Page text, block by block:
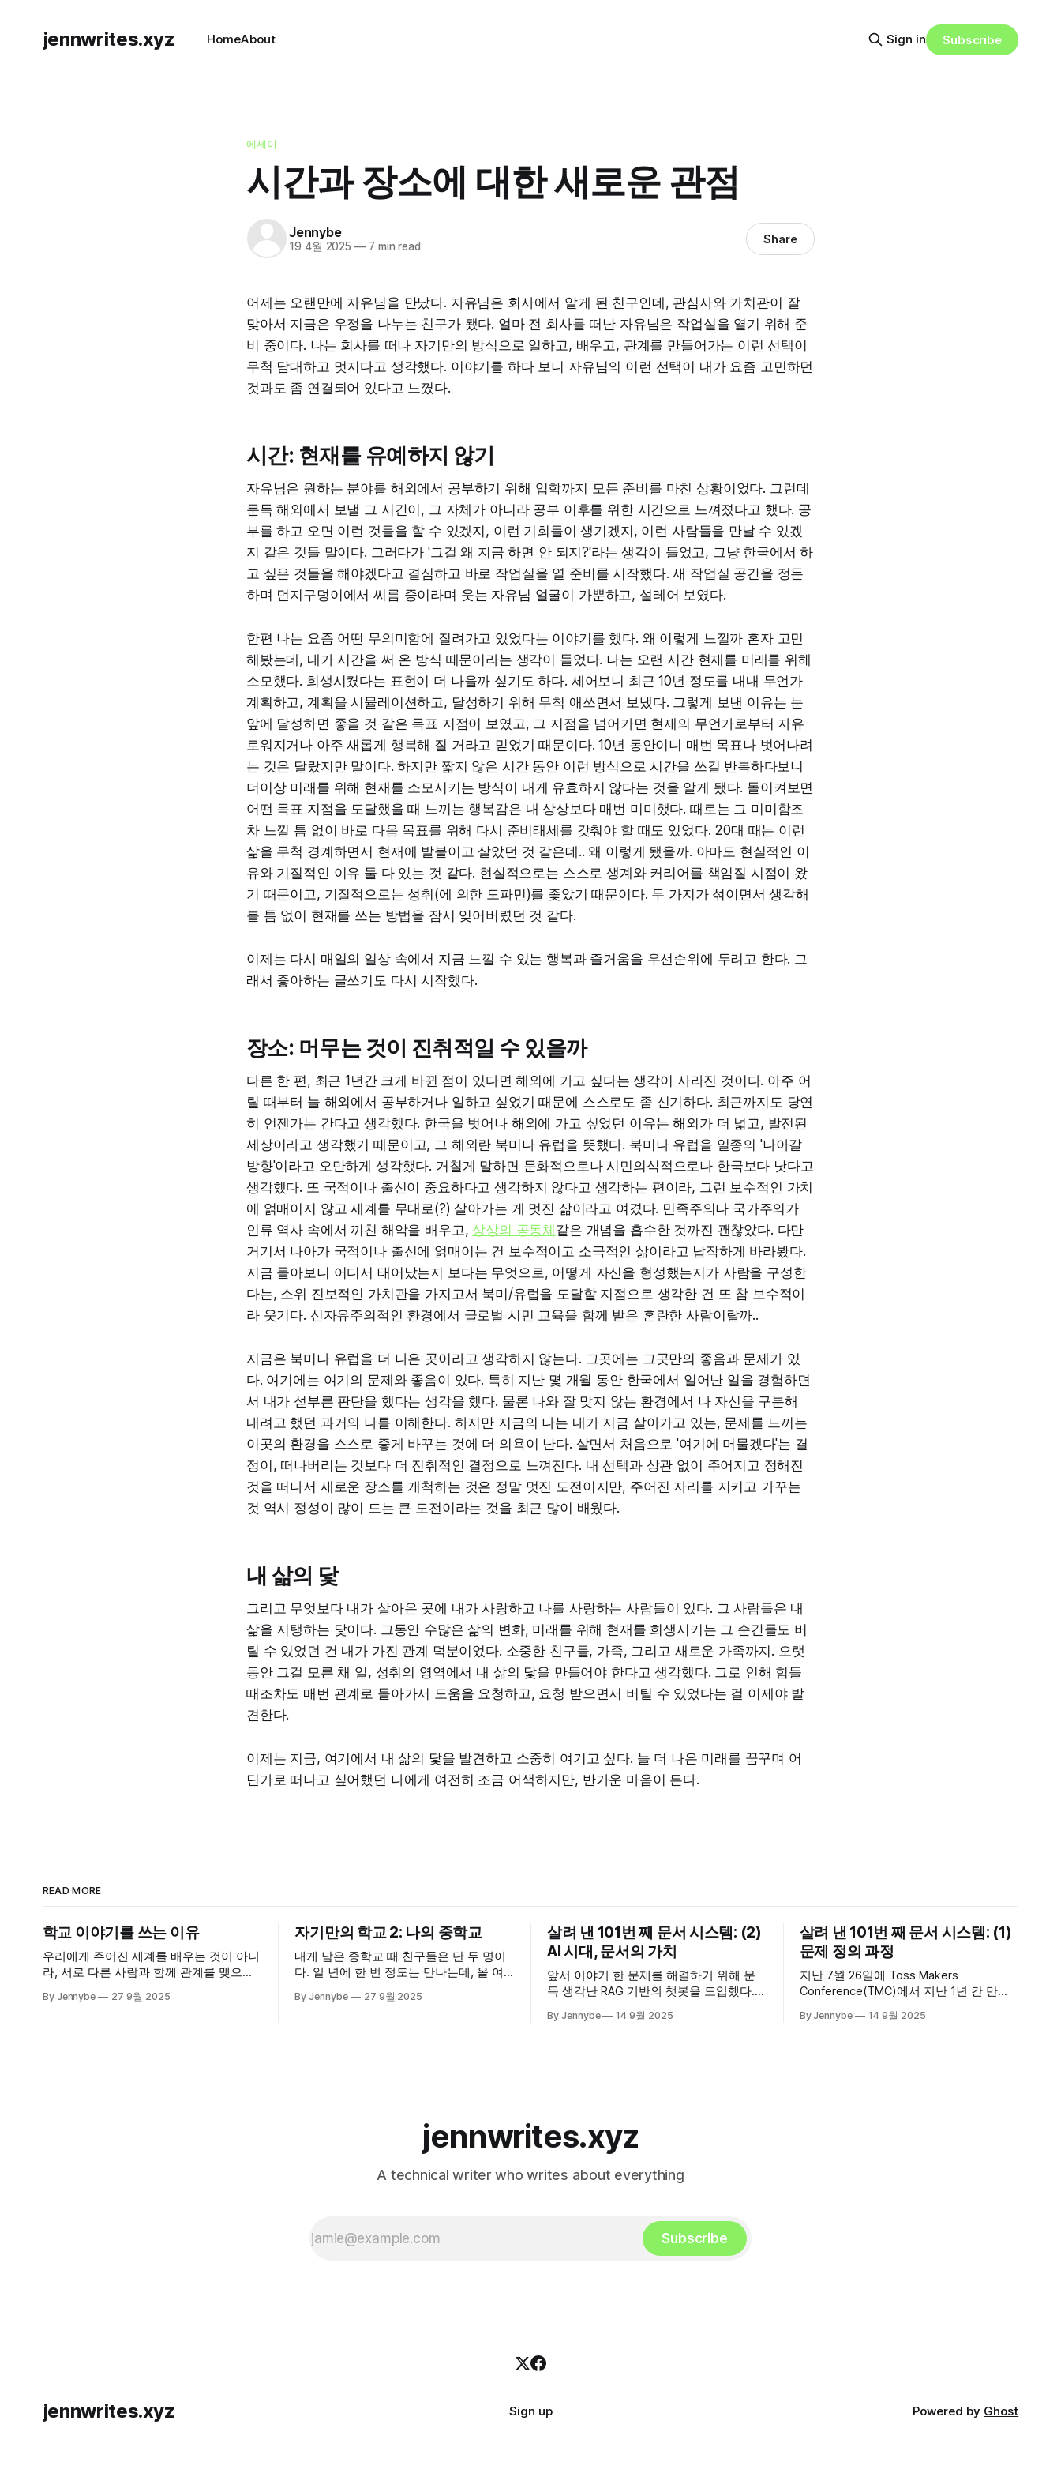
jennwrites.xyz HomeAbout Sign in Subscribe
에세이
시간과 장소에 대한 새로운 관점
Jennybe
19 4월 2025 — 7 min read Share
어제는 오랜만에 자유님을 만났다. 자유님은 회사에서 알게 된 친구인데, 관심사와 가치관이 잘
맞아서 지금은 우정을 나누는 친구가 됐다. 얼마 전 회사를 떠난 자유님은 작업실을 열기 위해 준
비 중이다. 나는 회사를 떠나 자기만의 방식으로 일하고, 배우고, 관계를 만들어가는 이런 선택이
무척 담대하고 멋지다고 생각했다. 이야기를 하다 보니 자유님의 이런 선택이 내가 요즘 고민하던
것과도 좀 연결되어 있다고 느꼈다.
시간: 현재를 유예하지 않기
자유님은 원하는 분야를 해외에서 공부하기 위해 입학까지 모든 준비를 마친 상황이었다. 그런데
문득 해외에서 보낼 그 시간이, 그 자체가 아니라 공부 이후를 위한 시간으로 느껴졌다고 했다. 공
부를 하고 오면 이런 것들을 할 수 있겠지, 이런 기회들이 생기겠지, 이런 사람들을 만날 수 있겠
지 같은 것들 말이다. 그러다가 '그걸 왜 지금 하면 안 되지?'라는 생각이 들었고, 그냥 한국에서 하
고 싶은 것들을 해야겠다고 결심하고 바로 작업실을 열 준비를 시작했다. 새 작업실 공간을 정돈
하며 먼지구덩이에서 씨름 중이라며 웃는 자유님 얼굴이 가뿐하고, 설레어 보였다.
한편 나는 요즘 어떤 무의미함에 질려가고 있었다는 이야기를 했다. 왜 이렇게 느낄까 혼자 고민
해봤는데, 내가 시간을 써 온 방식 때문이라는 생각이 들었다. 나는 오랜 시간 현재를 미래를 위해
소모했다. 희생시켰다는 표현이 더 나을까 싶기도 하다. 세어보니 최근 10년 정도를 내내 무언가
계획하고, 계획을 시뮬레이션하고, 달성하기 위해 무척 애쓰면서 보냈다. 그렇게 보낸 이유는 눈
앞에 달성하면 좋을 것 같은 목표 지점이 보였고, 그 지점을 넘어가면 현재의 무언가로부터 자유
로워지거나 아주 새롭게 행복해 질 거라고 믿었기 때문이다. 10년 동안이니 매번 목표나 벗어나려
는 것은 달랐지만 말이다. 하지만 짧지 않은 시간 동안 이런 방식으로 시간을 쓰길 반복하다보니
더이상 미래를 위해 현재를 소모시키는 방식이 내게 유효하지 않다는 것을 알게 됐다. 돌이켜보면
어떤 목표 지점을 도달했을 때 느끼는 행복감은 내 상상보다 매번 미미했다. 때로는 그 미미함조
차 느낄 틈 없이 바로 다음 목표를 위해 다시 준비태세를 갖춰야 할 때도 있었다. 20대 때는 이런
삶을 무척 경계하면서 현재에 발붙이고 살았던 것 같은데.. 왜 이렇게 됐을까. 아마도 현실적인 이
유와 기질적인 이유 둘 다 있는 것 같다. 현실적으로는 스스로 생계와 커리어를 책임질 시점이 왔
기 때문이고, 기질적으로는 성취(에 의한 도파민)를 좇았기 때문이다. 두 가지가 섞이면서 생각해
볼 틈 없이 현재를 쓰는 방법을 잠시 잊어버렸던 것 같다.
이제는 다시 매일의 일상 속에서 지금 느낄 수 있는 행복과 즐거움을 우선순위에 두려고 한다. 그
래서 좋아하는 글쓰기도 다시 시작했다.
장소: 머무는 것이 진취적일 수 있을까
다른 한 편, 최근 1년간 크게 바뀐 점이 있다면 해외에 가고 싶다는 생각이 사라진 것이다. 아주 어
릴 때부터 늘 해외에서 공부하거나 일하고 싶었기 때문에 스스로도 좀 신기하다. 최근까지도 당연
히 언젠가는 간다고 생각했다. 한국을 벗어나 해외에 가고 싶었던 이유는 해외가 더 넓고, 발전된
세상이라고 생각했기 때문이고, 그 해외란 북미나 유럽을 뜻했다. 북미나 유럽을 일종의 '나아갈
방향'이라고 오만하게 생각했다. 거칠게 말하면 문화적으로나 시민의식적으로나 한국보다 낫다고
생각했다. 또 국적이나 출신이 중요하다고 생각하지 않다고 생각하는 편이라, 그런 보수적인 가치
에 얽매이지 않고 세계를 무대로(?) 살아가는 게 멋진 삶이라고 여겼다. 민족주의나 국가주의가
인류 역사 속에서 끼친 해악을 배우고, 상상의 공동체 같은 개념을 흡수한 것까진 괜찮았다. 다만
거기서 나아가 국적이나 출신에 얽매이는 건 보수적이고 소극적인 삶이라고 납작하게 바라봤다.
지금 돌아보니 어디서 태어났는지 보다는 무엇으로, 어떻게 자신을 형성했는지가 사람을 구성한
다는, 소위 진보적인 가치관을 가지고서 북미/유럽을 도달할 지점으로 생각한 건 또 참 보수적이
라 웃기다. 신자유주의적인 환경에서 글로벌 시민 교육을 함께 받은 혼란한 사람이랄까..
지금은 북미나 유럽을 더 나은 곳이라고 생각하지 않는다. 그곳에는 그곳만의 좋음과 문제가 있
다. 여기에는 여기의 문제와 좋음이 있다. 특히 지난 몇 개월 동안 한국에서 일어난 일을 경험하면
서 내가 섣부른 판단을 했다는 생각을 했다. 물론 나와 잘 맞지 않는 환경에서 나 자신을 구분해
내려고 했던 과거의 나를 이해한다. 하지만 지금의 나는 내가 지금 살아가고 있는, 문제를 느끼는
이곳의 환경을 스스로 좋게 바꾸는 것에 더 의욕이 난다. 살면서 처음으로 '여기에 머물겠다'는 결
정이, 떠나버리는 것보다 더 진취적인 결정으로 느껴진다. 내 선택과 상관 없이 주어지고 정해진
것을 떠나서 새로운 장소를 개척하는 것은 정말 멋진 도전이지만, 주어진 자리를 지키고 가꾸는
것 역시 정성이 많이 드는 큰 도전이라는 것을 최근 많이 배웠다.
내 삶의 닻
그리고 무엇보다 내가 살아온 곳에 내가 사랑하고 나를 사랑하는 사람들이 있다. 그 사람들은 내
삶을 지탱하는 닻이다. 그동안 수많은 삶의 변화, 미래를 위해 현재를 희생시키는 그 순간들도 버
틸 수 있었던 건 내가 가진 관계 덕분이었다. 소중한 친구들, 가족, 그리고 새로운 가족까지. 오랫
동안 그걸 모른 채 일, 성취의 영역에서 내 삶의 닻을 만들어야 한다고 생각했다. 그로 인해 힘들
때조차도 매번 관계로 돌아가서 도움을 요청하고, 요청 받으면서 버틸 수 있었다는 걸 이제야 발
견한다.
이제는 지금, 여기에서 내 삶의 닻을 발견하고 소중히 여기고 싶다. 늘 더 나은 미래를 꿈꾸며 어
딘가로 떠나고 싶어했던 나에게 여전히 조금 어색하지만, 반가운 마음이 든다.
READ MORE
학교 이야기를 쓰는 이유
우리에게 주어진 세계를 배우는 것이 아니
라, 서로 다른 사람과 함께 관계를 맺으며
않은 가능성을 함께 그려보는 것
By Jennybe 27 9월 2025
자기만의 학교 2: 나의 중학교
내게 남은 중학교 때 친구들은 단 두 명이
다. 일 년에 한 번 정도는 만나는데, 올 여
튜브에 우리 학교가 나온 걸 아냐고 물었
By Jennybe 27 9월 2025
살려 낸 101번 째 문서 시스템: (2)
AI 시대, 문서의 가치
앞서 이야기 한 문제를 해결하기 위해 문
득 생각난 RAG 기반의 챗봇을 도입했다.
문서에 있는 내용을 물어보게 했다. 문서
By Jennybe 14 9월 2025
살려 낸 101번 째 문서 시스템: (1)
문제 정의 과정
지난 7월 26일에 Toss Makers
Conference(TMC)에서 지난 1년 간 만든
내에서 발표 등록 공지가 났을 때는 제안
By Jennybe 14 9월 2025
jennwrites.xyz
A technical writer who writes about everything
Subscribe
jennwrites.xyz Sign up Powered by Ghost